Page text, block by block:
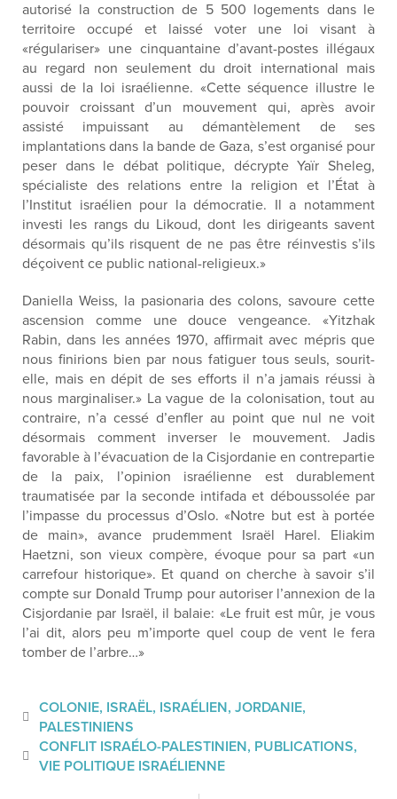
autorisé la construction de 5 500 logements dans le
territoire occupé et laissé voter une loi visant à
«régulariser» une cinquantaine d’avant-postes illégaux
au regard non seulement du droit international mais
aussi de la loi israélienne. «Cette séquence illustre le
pouvoir croissant d’un mouvement qui, après avoir
assisté impuissant au démantèlement de ses
implantations dans la bande de Gaza, s’est organisé pour
peser dans le débat politique, décrypte Yaïr Sheleg,
spécialiste des relations entre la religion et l’État à
l’Institut israélien pour la démocratie. Il a notamment
investi les rangs du Likoud, dont les dirigeants savent
désormais qu’ils risquent de ne pas être réinvestis s’ils
déçoivent ce public national-religieux.»
Daniella Weiss, la pasionaria des colons, savoure cette
ascension comme une douce vengeance. «Yitzhak
Rabin, dans les années 1970, affirmait avec mépris que
nous finirions bien par nous fatiguer tous seuls, sourit-
elle, mais en dépit de ses efforts il n’a jamais réussi à
nous marginaliser.» La vague de la colonisation, tout au
contraire, n’a cessé d’enfler au point que nul ne voit
désormais comment inverser le mouvement. Jadis
favorable à l’évacuation de la Cisjordanie en contrepartie
de la paix, l’opinion israélienne est durablement
traumatisée par la seconde intifada et déboussolée par
l’impasse du processus d’Oslo. «Notre but est à portée
de main», avance prudemment Israël Harel. Eliakim
Haetzni, son vieux compère, évoque pour sa part «un
carrefour historique». Et quand on cherche à savoir s’il
compte sur Donald Trump pour autoriser l’annexion de la
Cisjordanie par Israël, il balaie: «Le fruit est mûr, je vous
l’ai dit, alors peu m’importe quel coup de vent le fera
tomber de l’arbre…»
COLONIE, ISRAËL, ISRAÉLIEN, JORDANIE,
PALESTINIENS
CONFLIT ISRAÉLO-PALESTINIEN, PUBLICATIONS,
VIE POLITIQUE ISRAÉLIENNE